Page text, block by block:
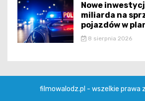
Nowe
miliarda na
pojazdów w
8 sierpnia 2026
filmowalodz.pl - wszelkie prawa